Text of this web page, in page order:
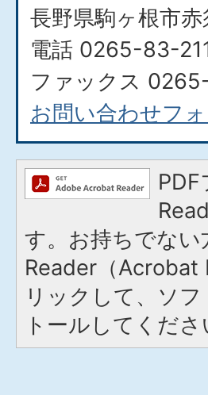
長野県駒ヶ根市
電話 0265-83-
ファックス
お問い合わせフ
す。お持ちでな
Reader（Acrobat
リックして、ソ
トールしてくださ